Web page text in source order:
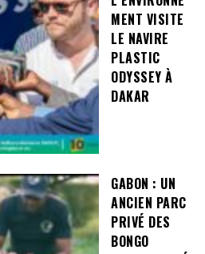
MENT VISITE
LE NAVIRE
PLASTIC
ODYSSEY À
DAKAR
GABON : UN
ANCIEN PARC
PRIVÉ DES
BONGO